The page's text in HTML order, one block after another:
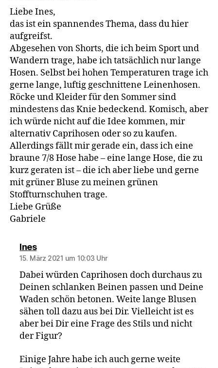
Liebe Ines,
das ist ein spannendes Thema, dass du hier
aufgreifst.
Abgesehen von Shorts, die ich beim Sport und
Wandern trage, habe ich tatsächlich nur lange
Hosen. Selbst bei hohen Temperaturen trage ich
gerne lange, luftig geschnittene Leinenhosen.
Röcke und Kleider für den Sommer sind
mindestens das Knie bedeckend. Komisch, aber
ich würde nicht auf die Idee kommen, mir
alternativ Caprihosen oder so zu kaufen.
Allerdings fällt mir gerade ein, dass ich eine
braune 7/8 Hose habe – eine lange Hose, die zu
kurz geraten ist – die ich aber liebe und gerne
mit grüner Bluse zu meinen grünen
Stoffturnschuhen trage.
Liebe Grüße
Gabriele
Inessagt:
15. März 2021 um 10:03 Uhr
Dabei würden Caprihosen doch durchaus zu
Deinen schlanken Beinen passen und Deine
Waden schön betonen. Weite lange Blusen
sähen toll dazu aus bei Dir. Vielleicht ist es
aber bei Dir eine Frage des Stils und nicht
der Figur?
Einige Jahre habe ich auch gerne weite